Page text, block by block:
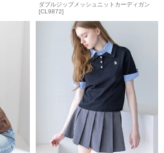
ダブルジップメッシュニットカーディガン
[CL9872]